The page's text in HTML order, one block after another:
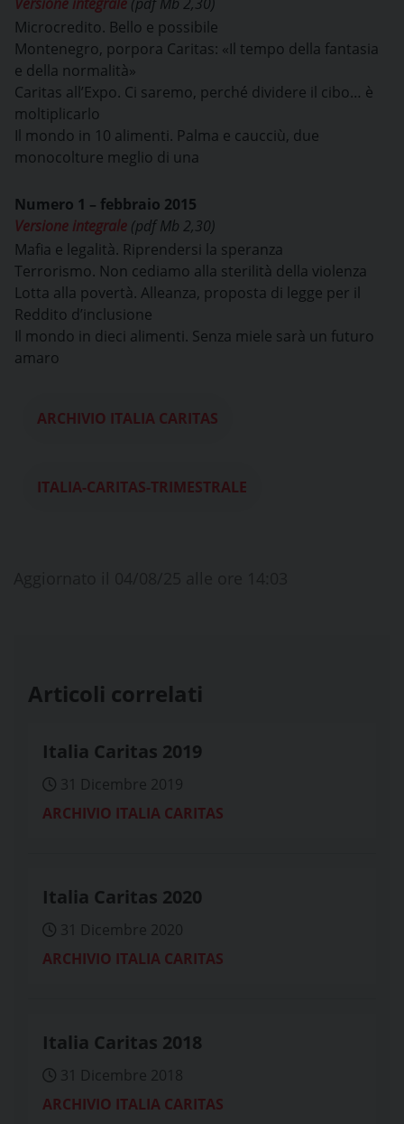
Microcredito. Bello e possibile
Montenegro, porpora Caritas: «Il tempo della fantasia
e della normalità»
Caritas all’Expo. Ci saremo, perché dividere il cibo… è
moltiplicarlo
Il mondo in 10 alimenti. Palma e caucciù, due
monocolture meglio di una
Numero 1 – febbraio 2015
Versione integrale (pdf Mb 2,30)
Mafia e legalità. Riprendersi la speranza
Terrorismo. Non cediamo alla sterilità della violenza
Lotta alla povertà. Alleanza, proposta di legge per il
Reddito d’inclusione
Il mondo in dieci alimenti. Senza miele sarà un futuro
amaro
ARCHIVIO ITALIA CARITAS
ITALIA-CARITAS-TRIMESTRALE
Articoli correlati
Italia Caritas 2019
31 Dicembre 2019
ARCHIVIO ITALIA CARITAS
Italia Caritas 2020
31 Dicembre 2020
ARCHIVIO ITALIA CARITAS
Italia Caritas 2018
31 Dicembre 2018
ARCHIVIO ITALIA CARITAS